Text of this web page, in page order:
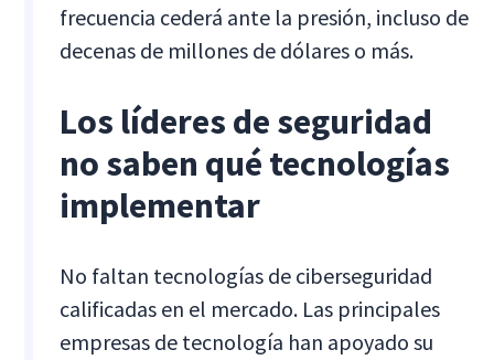
frecuencia cederá ante la presión, incluso de
decenas de millones de dólares o más.
Los líderes de seguridad
no saben qué tecnologías
implementar
No faltan tecnologías de ciberseguridad
calificadas en el mercado. Las principales
empresas de tecnología han apoyado su